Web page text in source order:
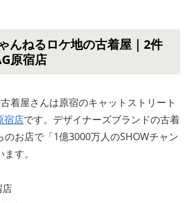
んねるロケ地の古着屋｜2件
原宿店
着屋さんは原宿のキャットストリート
宿店です。デザイナーズブランドの古着
のお店で「1億3000万人のSHOWチャン
す。
店